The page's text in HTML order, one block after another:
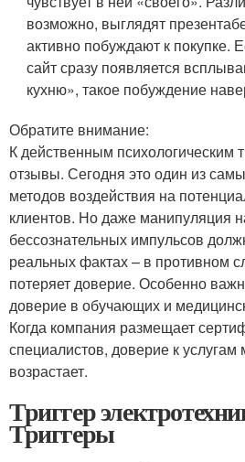
возможно, выглядят
активно побуждают к покупке.
сайт сразу появляется
кухню», такое побуждение
Обратите внимание:
К действенным психологическим
отзывы. Сегодня это один из
методов воздействия на
клиентов. Но даже манипуляция
бессознательных импульсов
реальных фактах – в противном
потеряет доверие. Особенно
доверие в обучающих и
Когда компания размещает
специалистов, доверие к
возрастает.
Триггер
Триггеры